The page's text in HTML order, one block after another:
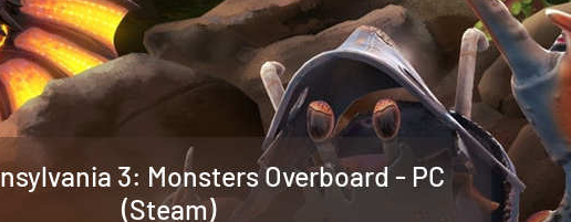
3: Monsters Overboard - PC
(Steam)